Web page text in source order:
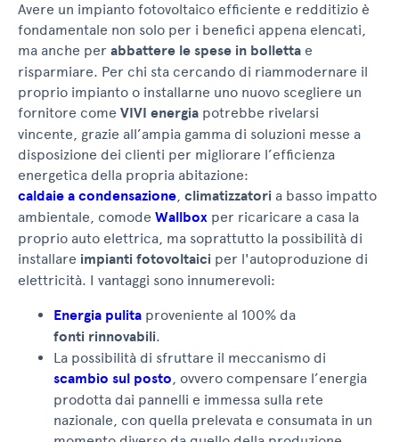
Avere un impianto fotovoltaico efficiente e redditizio è
fondamentale non solo per i benefici appena elencati,
ma anche per abbattere le spese in bolletta e
risparmiare. Per chi sta cercando di riammodernare il
proprio impianto o installarne uno nuovo scegliere un
fornitore come VIVI energia potrebbe rivelarsi
vincente, grazie all’ampia gamma di soluzioni messe a
disposizione dei clienti per migliorare l’efficienza
energetica della propria abitazione:
caldaie a condensazione, climatizzatori a basso impatto
ambientale, comode Wallbox per ricaricare a casa la
proprio auto elettrica, ma soprattutto la possibilità di
installare impianti fotovoltaici per l'autoproduzione di
elettricità. I vantaggi sono innumerevoli:
Energia pulita proveniente al 100% da
fonti rinnovabili.
La possibilità di sfruttare il meccanismo di
scambio sul posto, ovvero compensare l’energia
prodotta dai pannelli e immessa sulla rete
nazionale, con quella prelevata e consumata in un